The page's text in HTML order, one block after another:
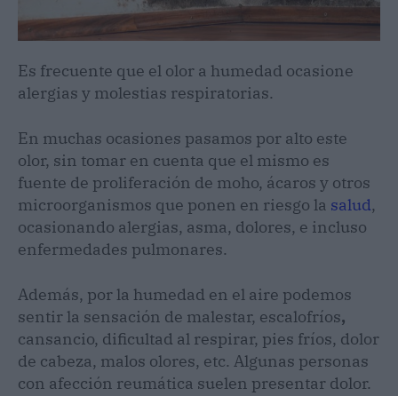
Es frecuente que el olor a humedad ocasione
alergias y molestias respiratorias.
En muchas ocasiones pasamos por alto este
olor, sin tomar en cuenta que el mismo es
fuente de proliferación de moho, ácaros y otros
microorganismos que ponen en riesgo la salud,
ocasionando alergias, asma, dolores, e incluso
enfermedades pulmonares.
Además, por la humedad en el aire podemos
sentir la sensación de malestar, escalofríos,
cansancio, dificultad al respirar, pies fríos, dolor
de cabeza, malos olores, etc. Algunas personas
con afección reumática suelen presentar dolor.